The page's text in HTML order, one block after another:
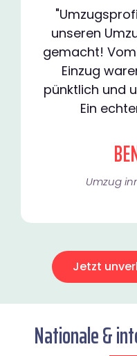
unseren
gemacht!
Einzug
pünktlich und
Ein
Umzug
Jetzt
Nationale &